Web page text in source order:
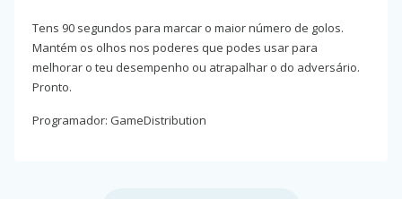
Tens 90 segundos para marcar o maior número de golos.
Mantém os olhos nos poderes que podes usar para
melhorar o teu desempenho ou atrapalhar o do adversário.
Pronto.
Programador: GameDistribution